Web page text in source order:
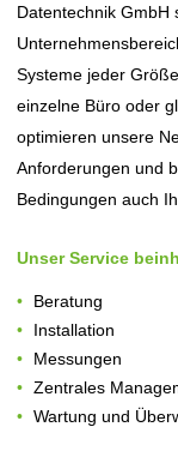
Datentechnik GmbH
Systeme jeder
einzelne Büro oder
optimieren unsere
Anforderungen und
Bedingungen auch
Unser Service
Beratung
Installation
Messungen
Zentrales
Wartung und